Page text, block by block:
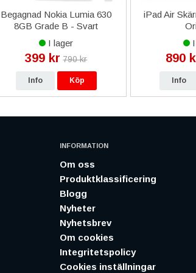
Begagnad Nokia Lumia 630
8GB Grade B - Svart
I lager
399 kr 790 kr
Info Köp
iPad Air
I
890
Info
INFORMATION
Om oss
Produktklassificering
Blogg
Nyheter
Nyhetsbrev
Om cookies
Integritetspolicy
Cookies inställningar